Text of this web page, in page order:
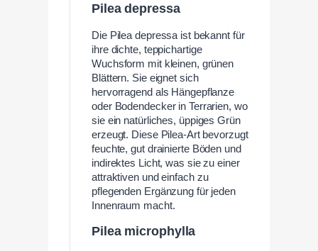
Pilea depressa
Die Pilea depressa ist bekannt für
ihre dichte, teppichartige
Wuchsform mit kleinen, grünen
Blättern. Sie eignet sich
hervorragend als Hängepflanze
oder Bodendecker in Terrarien, wo
sie ein natürliches, üppiges Grün
erzeugt. Diese Pilea-Art bevorzugt
feuchte, gut drainierte Böden und
indirektes Licht, was sie zu einer
attraktiven und einfach zu
pflegenden Ergänzung für jeden
Innenraum macht.
Pilea microphylla